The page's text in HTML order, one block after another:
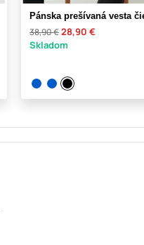
Pánska prešívaná vesta
38,90 €28,90 €
Skladom